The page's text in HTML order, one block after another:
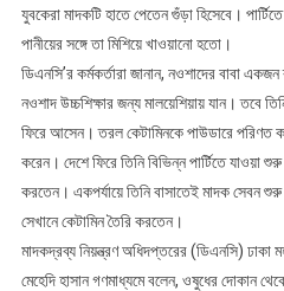
যুবকেরা মাদকটি হাতে পেতেন গুঁড়া হিসেবে।
পানীয়ের সঙ্গে তা মিশিয়ে খাওয়ানো হতো।
ডিএনসি’র কর্মকর্তারা জানান, নওশাদের বাবা
নওশাদ উচ্চশিক্ষার জন্য মালয়েশিয়ায় যান। তবে
ফিরে আসেন। তরল কেটামিনকে পাউডারে পরিণত
করেন। দেশে ফিরে তিনি বিভিন্ন পার্টিতে যাওয়া
করতেন। একপর্যায়ে তিনি বাসাতেই মাদক সেবন
সেখানে কেটামিন তৈরি করতেন।
মাদকদ্রব্য নিয়ন্ত্রণ অধিদপ্তরের (ডিএনসি)
মেহেদি হাসান গণমাধ্যমে বলেন, ওষুধের দোকান